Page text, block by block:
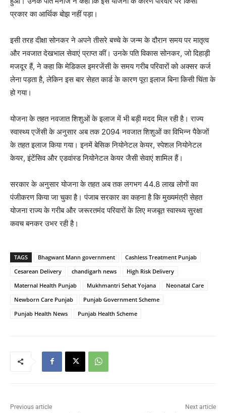
प्रकार का आर्थिक बोझ नहीं पड़ा।
इसी तरह दीक्षा सोनकर ने अपने तीसरे बच्चे के जन्म के दौरान समय पर मातृत्व
और नवजात देखभाल सेवाएं प्राप्त कीं। उनके पति विकास सोनकर, जो दिहाड़ी
मजदूर हैं, ने कहा कि मेडिकल इमरजेंसी के समय गरीब परिवारों को अक्सर कर्ज
लेना पड़ता है, लेकिन इस बार सेहत कार्ड के कारण पूरा इलाज बिना किसी चिंता के
हो गया।
योजना के तहत नवजात शिशुओं के इलाज में भी बड़ी मदद मिल रही है। राज्य
स्वास्थ्य एजेंसी के अनुसार अब तक 2094 नवजात शिशुओं का विभिन्न पैकेजों
के तहत इलाज किया गया। इनमें बेसिक नियोनेटल केयर, स्पेशल नियोनेटल
केयर, इंटेंसिव और एडवांस्ड नियोनेटल केयर जैसी सेवाएं शामिल हैं।
सरकार के अनुसार योजना के तहत अब तक लगभग 44.8 लाख लोगों का
पंजीकरण किया जा चुका है। पंजाब सरकार का कहना है कि मुख्यमंत्री सेहत
योजना राज्य के गरीब और जरूरतमंद परिवारों के लिए मजबूत स्वास्थ्य सुरक्षा
कवच बनकर उभर रही है।
TAGS Bhagwant Mann government
Cashless Treatment Punjab
Cesarean Delivery
chandigarh news
High Risk Delivery
Maternal Health Punjab
Mukhmantri Sehat Yojana
Neonatal Care
Newborn Care Punjab
Punjab Government Scheme
Punjab Health News
Punjab Health Scheme
Previous article Next article